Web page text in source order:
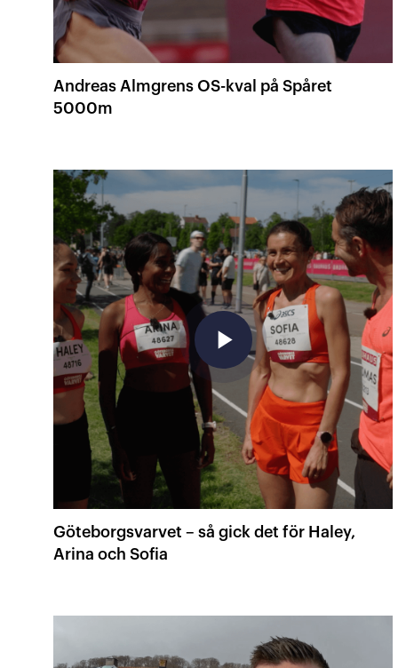
Andreas Almgrens OS-kval på Spåret
5000m
play_arrow
Göteborgsvarvet – så gick det för Haley,
Arina och Sofia